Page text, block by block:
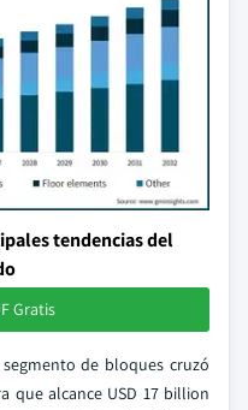
tendencias del
Gratis
de bloques cruzó
que alcance USD 17 billion